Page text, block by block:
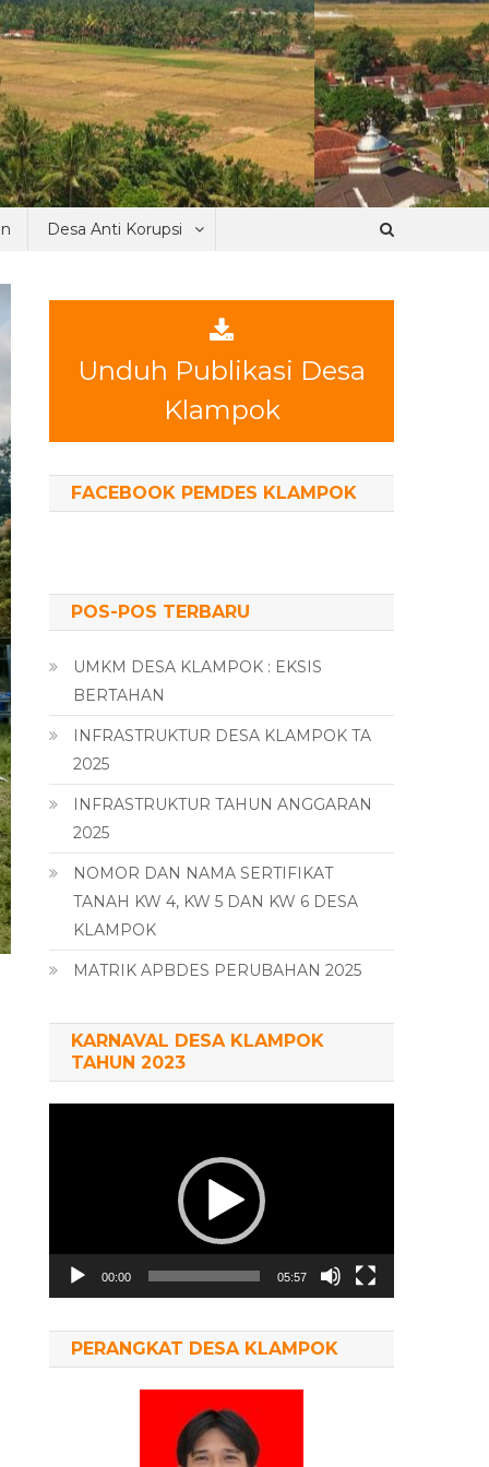
Desa Anti Korupsi
Unduh Publikasi Desa
Klampok
FACEBOOK PEMDES KLAMPOK
POS-POS TERBARU
UMKM DESA KLAMPOK : EKSIS
BERTAHAN
INFRASTRUKTUR DESA KLAMPOK TA
2025
INFRASTRUKTUR TAHUN ANGGARAN
2025
NOMOR DAN NAMA SERTIFIKAT
TANAH KW 4, KW 5 DAN KW 6 DESA
KLAMPOK
MATRIK APBDES PERUBAHAN 2025
KARNAVAL DESA KLAMPOK
TAHUN 2023
00:00 05:57
PERANGKAT DESA KLAMPOK